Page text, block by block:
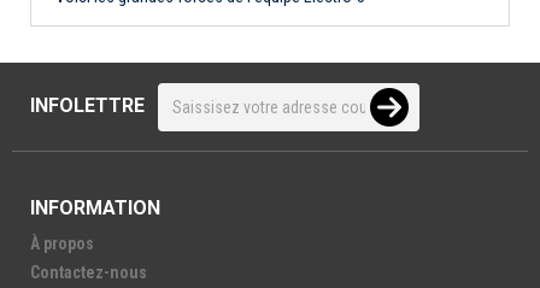
INFOLETTRE
INFORMATION
À propos
Contactez-nous